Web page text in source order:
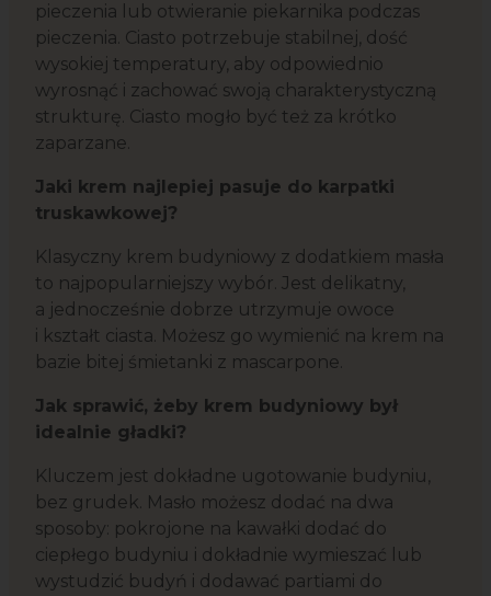
pieczenia lub otwieranie piekarnika podczas
pieczenia. Ciasto potrzebuje stabilnej, dość
wysokiej temperatury, aby odpowiednio
wyrosnąć i zachować swoją charakterystyczną
strukturę. Ciasto mogło być też za krótko
zaparzane.
Jaki krem najlepiej pasuje do karpatki
truskawkowej?
Klasyczny krem budyniowy z dodatkiem masła
to najpopularniejszy wybór. Jest delikatny,
a jednocześnie dobrze utrzymuje owoce
i kształt ciasta. Możesz go wymienić na krem na
bazie bitej śmietanki z mascarpone.
Jak sprawić, żeby krem budyniowy był
idealnie gładki?
Kluczem jest dokładne ugotowanie budyniu,
bez grudek. Masło możesz dodać na dwa
sposoby: pokrojone na kawałki dodać do
ciepłego budyniu i dokładnie wymieszać lub
wystudzić budyń i dodawać partiami do